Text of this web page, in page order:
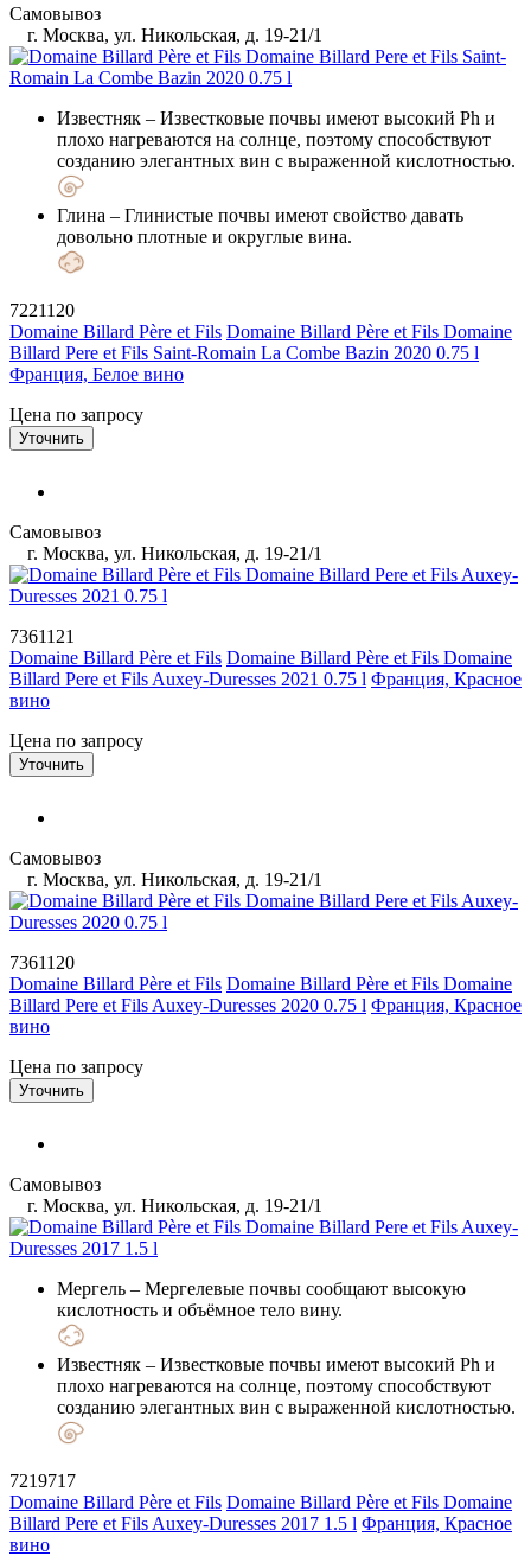
Самовывоз
г. Москва, ул. Никольская, д. 19-21/1
Известняк – Известковые почвы имеют высокий Ph и
плохо нагреваются на солнце, поэтому способствуют
созданию элегантных вин с выраженной кислотностью.
Глина – Глинистые почвы имеют свойство давать
довольно плотные и округлые вина.
7221120
Domaine Billard Père et Fils Domaine Billard Père et Fils Domaine
Billard Pere et Fils Saint-Romain La Combe Bazin 2020 0.75 l
Франция, Белое вино
Цена по запросу
Уточнить
Самовывоз
г. Москва, ул. Никольская, д. 19-21/1
7361121
Domaine Billard Père et Fils Domaine Billard Père et Fils Domaine
Billard Pere et Fils Auxey-Duresses 2021 0.75 l Франция, Красное
вино
Цена по запросу
Уточнить
Самовывоз
г. Москва, ул. Никольская, д. 19-21/1
7361120
Domaine Billard Père et Fils Domaine Billard Père et Fils Domaine
Billard Pere et Fils Auxey-Duresses 2020 0.75 l Франция, Красное
вино
Цена по запросу
Уточнить
Самовывоз
г. Москва, ул. Никольская, д. 19-21/1
Мергель – Мергелевые почвы сообщают высокую
кислотность и объёмное тело вину.
Известняк – Известковые почвы имеют высокий Ph и
плохо нагреваются на солнце, поэтому способствуют
созданию элегантных вин с выраженной кислотностью.
7219717
Domaine Billard Père et Fils Domaine Billard Père et Fils Domaine
Billard Pere et Fils Auxey-Duresses 2017 1.5 l Франция, Красное
вино